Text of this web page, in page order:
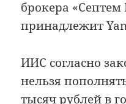
брокера
принадлежит
ИИС согласно
нельзя
тысяч рублей в